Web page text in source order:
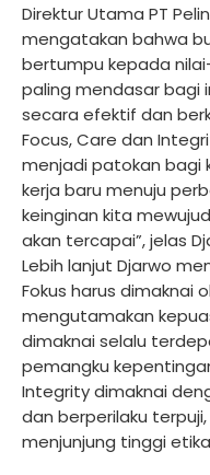
Direktur Utama PT
mengatakan bahwa
bertumpu kepada
paling mendasar bagi
secara efektif dan
Focus, Care dan
menjadi patokan bagi
kerja baru menuju
keinginan kita
akan tercapai”, jelas
Lebih lanjut Djarwo
Fokus harus dimaknai
mengutamakan
dimaknai selalu
pemangku
Integrity dimaknai
dan berperilaku
menjunjung tinggi